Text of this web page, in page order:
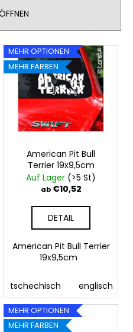
MEHR OPTIONEN
MEHR FARBEN
American Pit Bull
Terrier 19x9,5cm
Auf Lager (>5 St)
ab€10,52
DETAIL
American Pit Bull Terrier
19x9,5cm
tschechisch englisch
MEHR OPTIONEN
MEHR FARBEN